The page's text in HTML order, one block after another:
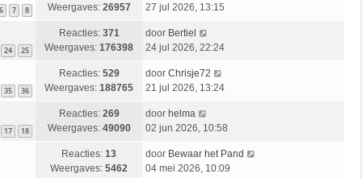
6 7 8
Weergaves: 26957
27 jul 2026, 13:15
24 25
Reacties: 371
Weergaves: 176398
door Bertiel
24 jul 2026, 22:24
35 36
Reacties: 529
Weergaves: 188765
door Chrisje72
21 jul 2026, 13:24
17 18
Reacties: 269
Weergaves: 49090
door helma
02 jun 2026, 10:58
Reacties: 13
Weergaves: 5462
door Bewaar het Pand
04 mei 2026, 10:09